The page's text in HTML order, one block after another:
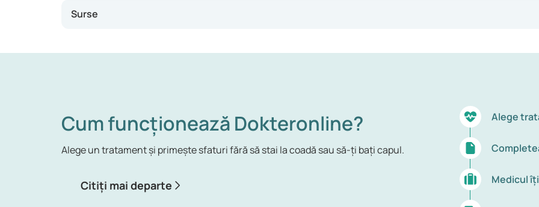
Surse
Cum funcționează Dokteronline?
Alege un tratament și primește sfaturi fără să stai la coadă sau să-ți bați capul.
Citiți mai departe
Alege
Medicul